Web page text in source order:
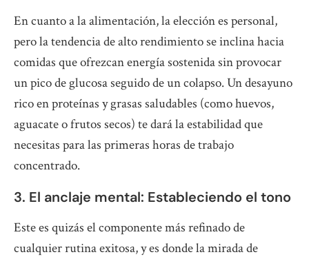
En cuanto a la alimentación, la elección es personal,
pero la tendencia de alto rendimiento se inclina hacia
comidas que ofrezcan energía sostenida sin provocar
un pico de glucosa seguido de un colapso. Un desayuno
rico en proteínas y grasas saludables (como huevos,
aguacate o frutos secos) te dará la estabilidad que
necesitas para las primeras horas de trabajo
concentrado.
3. El anclaje mental: Estableciendo el tono
Este es quizás el componente más refinado de
cualquier rutina exitosa, y es donde la mirada de